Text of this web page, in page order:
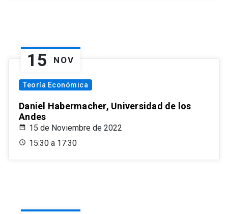
15 NOV
Teoría Económica
Daniel Habermacher, Universidad de los
Andes
15 de Noviembre de 2022
15:30 a 17:30